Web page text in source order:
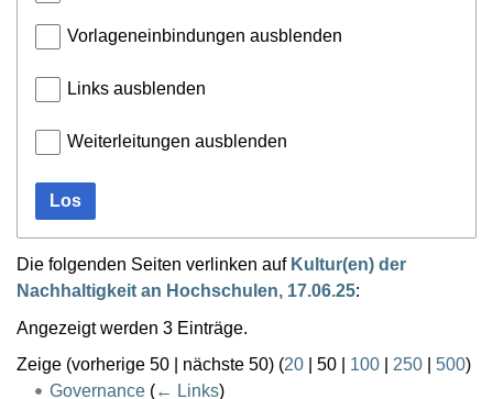
Vorlageneinbindungen ausblenden
Links ausblenden
Weiterleitungen ausblenden
Los
Die folgenden Seiten verlinken auf Kultur(en) der
Nachhaltigkeit an Hochschulen, 17.06.25:
Angezeigt werden 3 Einträge.
Zeige (vorherige 50 nächste 50) (20 50 100 250 500)
Governance (← Links)